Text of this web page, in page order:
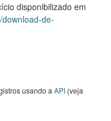
disponibilizado em
de-
usando a API (veja